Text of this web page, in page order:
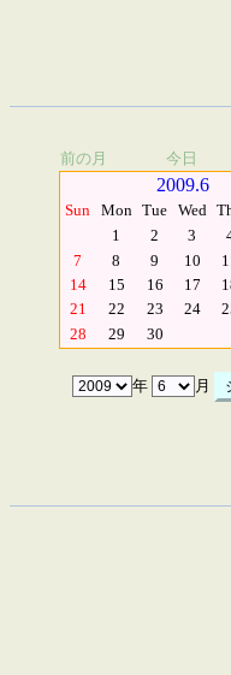
前の月 今日
2009.6
Sun Mon Tue Wed
1
2 3
7
8 9 10
14
15 16 17
21
22 23 24
28
29 30
年 月